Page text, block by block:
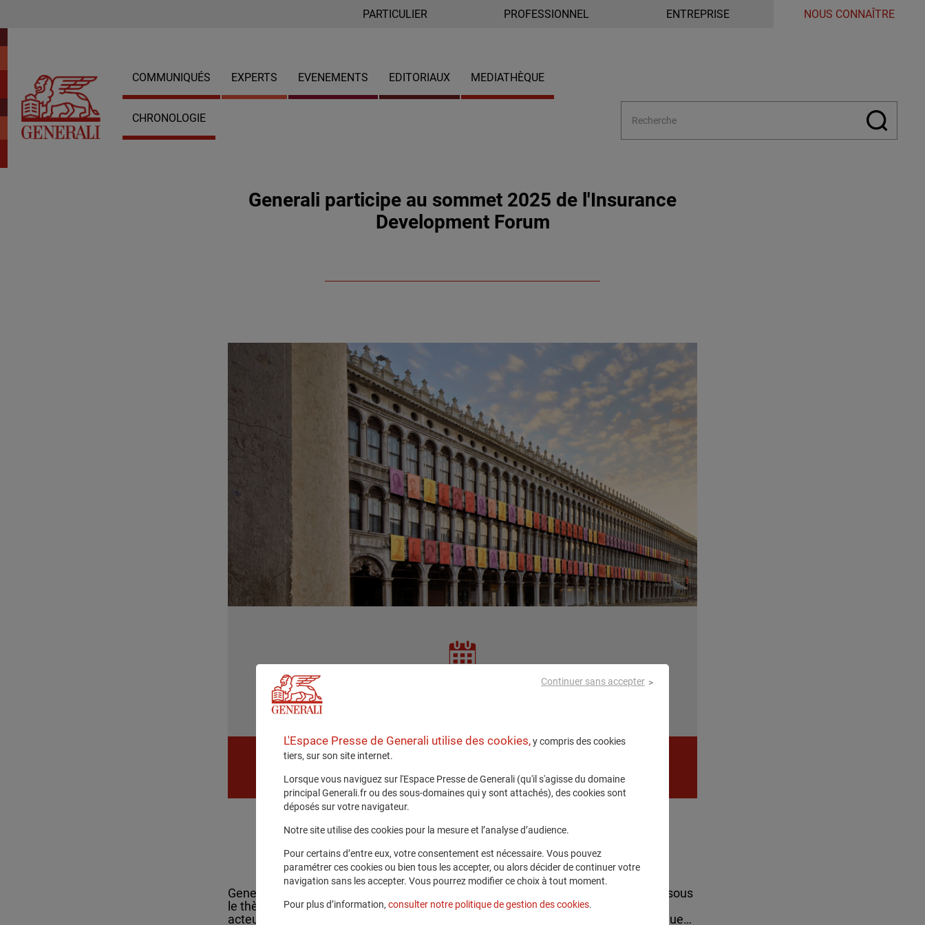
PARTICULIER PROFESSIONNEL ENTREPRISE NOUS CONNAÎTRE
COMMUNIQUÉS EXPERTS EVENEMENTS EDITORIAUX MEDIATHÈQUE
CHRONOLOGIE
Generali participe au sommet 2025 de l'Insurance
Development Forum
4 juin 2025 09:00 - 5 juin 2025 18:00
Generali a participé au sommet 2025 de l'
, placé sous
le thème "Celebrating 10 years : Imagine The Possible", réunissant les principaux
acteurs de la communauté de l'assurance et du financement des risques climatiques
L'Espace Presse de Generali utilise des cookies,y compris des cookies
tiers, sur son site internet.
Lorsque vous naviguez sur l'Espace Presse de Generali (qu'il s'agisse du domaine
principal Generali.fr ou des sous-domaines qui y sont attachés), des cookies sont
déposés sur votre navigateur.
Notre site utilise des cookies pour la mesure et l’analyse d’audience.
Pour certains d’entre eux, votre consentement est nécessaire. Vous pouvez
paramétrer ces cookies ou bien tous les accepter, ou alors décider de continuer votre
navigation sans les accepter. Vous pourrez modifier ce choix à tout moment.
Pour plus d’information, consulter notre politique de gestion des cookies.
Continuer sans accepter